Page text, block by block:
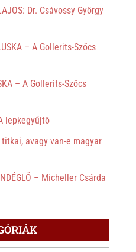
Dr. Csávossy György
– A Gollerits-Szőcs
– A Gollerits-Szőcs
lepkegyűjtő
avagy van-e magyar
– Micheller Csárda